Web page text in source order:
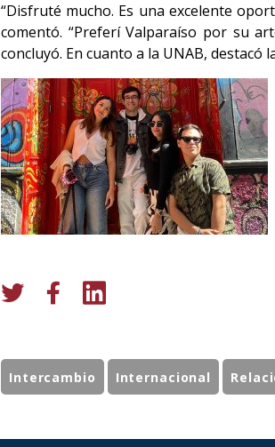
“Disfruté mucho. Es una excelente
comentó. “Preferí Valparaíso por su
concluyó. En cuanto a la UNAB, destacó
Intercambio Internacional